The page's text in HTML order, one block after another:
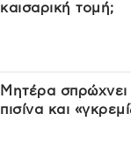
καισαρική τομή;
Μητέρα
πισίνα και